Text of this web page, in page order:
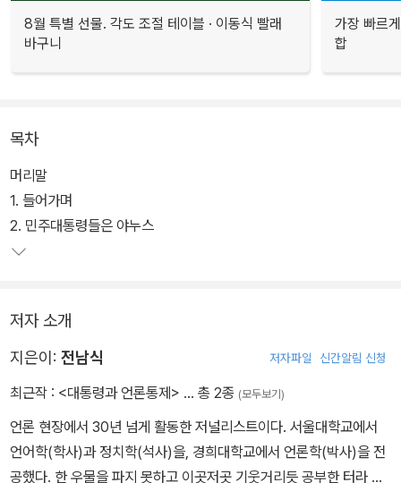
8월 특별 선물. 각도 조절 테이블 · 이동식 빨래
바구니
가장 빠르
합
목차
머리말
1. 들어가며
2. 민주대통령들은 야누스
저자 소개
지은이: 전남식 저자파일 신간알림 신청
최근작 : <대통령과 언론통제> … 총 2종 (모두보기)
언론 현장에서 30년 넘게 활동한 저널리스트이다. 서울대학교에서
언어학(학사)과 정치학(석사)을, 경희대학교에서 언론학(박사)을 전
공했다. 한 우물을 파지 못하고 이곳저곳 기웃거리듯 공부한 터라 종